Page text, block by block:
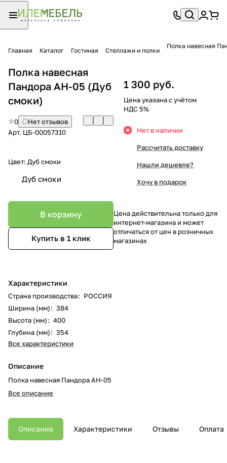
Главная Каталог Гостиная Стеллажи и полки
Полка навесная
Полка навесная
Пандора АН-05 (Дуб
смоки)
0
Нет отзывов
Арт. ЦБ-00057310
Цвет: Дуб смоки
Дуб смоки
В корзину
Купить в 1 клик
Характеристики
Страна производства: РОССИЯ
Ширина (мм): 384
Высота (мм): 400
Глубина (мм): 354
Все характеристики
Описание
Полка навесная Пандора АН-05
Все описание
1 300 руб.
Цена указана с учётом
НДС 5%
Нет в наличии
Рассчитать доставку
Нашли дешевле?
Хочу в подарок
Цена действительна только для
интернет-магазина и может
отличаться от цен в розничных
магазинах
Описание Характеристики Отзывы Оплата